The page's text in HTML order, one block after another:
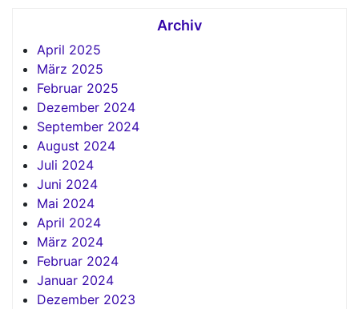
Archiv
April 2025
März 2025
Februar 2025
Dezember 2024
September 2024
August 2024
Juli 2024
Juni 2024
Mai 2024
April 2024
März 2024
Februar 2024
Januar 2024
Dezember 2023